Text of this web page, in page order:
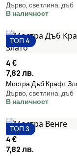
Дърво, светлина, дъб
В наличност
ТОП 4
4 €
7,82 лв.
Мостра Дъб Крафт
Дърво, светлина, дъб
В наличност
ТОП 3
4 €
7,82 лв.